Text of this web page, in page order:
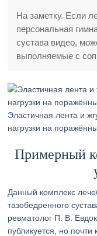
На заметку. Если
персональная
сустава видео,
выполняемые с
Эластичная лента и
нагрузки на
Примерный
Данный комплекс
тазобедренного
ревматолог П. В.
публикуется, но